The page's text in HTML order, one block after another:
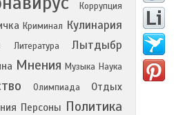
Коррупция
Криминал Кулинария
Литература Лытдыбр
Мнения Музыка Наука
Олимпиада
Отдых
Персоны Политика